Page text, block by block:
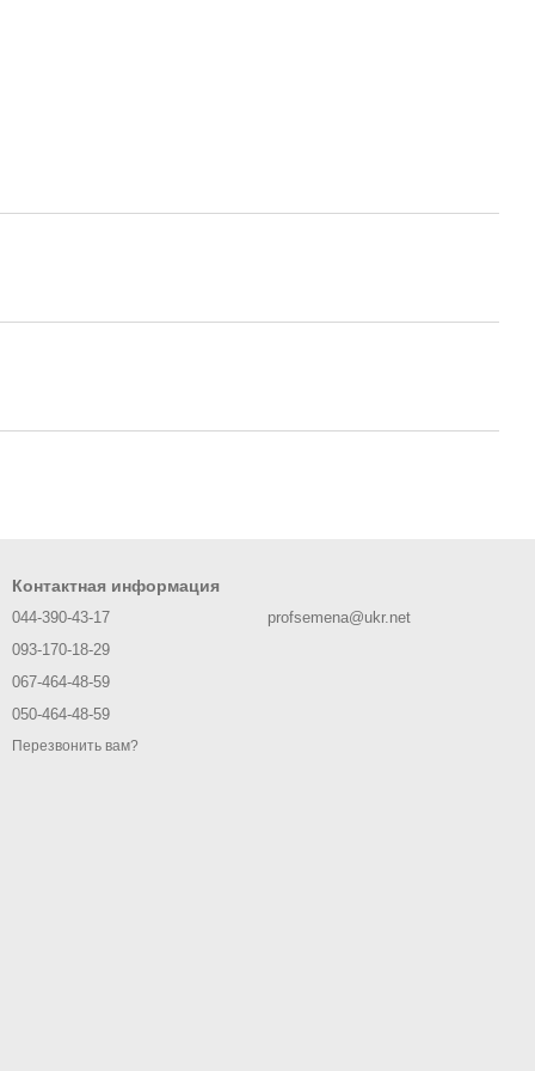
Контактная информация
044-390-43-17
093-170-18-29
067-464-48-59
050-464-48-59
Перезвонить вам?
profsemena@ukr.net